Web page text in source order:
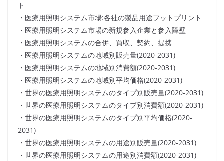
ト
・医療用照明システム市場:各社の製品用途フットプリント
・医療用照明システム市場の新規参入企業と参入障壁
・医療用照明システムの合併、買収、契約、提携
・医療用照明システムの地域別販売量(2020-2031)
・医療用照明システムの地域別消費額(2020-2031)
・医療用照明システムの地域別平均価格(2020-2031)
・世界の医療用照明システムのタイプ別販売量(2020-2031)
・世界の医療用照明システムのタイプ別消費額(2020-2031)
・世界の医療用照明システムのタイプ別平均価格(2020-
2031)
・世界の医療用照明システムの用途別販売量(2020-2031)
・世界の医療用照明システムの用途別消費額(2020-2031)